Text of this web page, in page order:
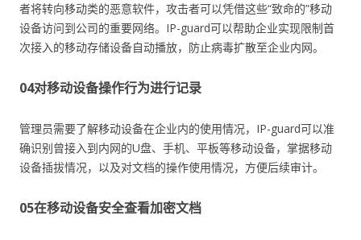
者将转向移动类的恶意软件，攻击者可以凭借这些“致命的”移动
设备访问到公司的重要网络。IP-guard可以帮助企业实现限制首
次接入的移动存储设备自动播放，防止病毒扩散至企业内网。
04对移动设备操作行为进行记录
管理员需要了解移动设备在企业内的使用情况，IP-guard可以准
确识别曾接入到内网的U盘、手机、平板等移动设备，掌据移动
设备插拔情况，以及对文档的操作使用情况，方便后续审计。
05在移动设备安全查看加密文档